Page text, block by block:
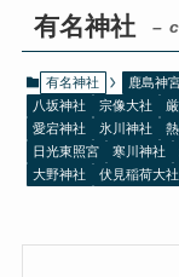
有名神社 –
有名神社 鹿島神
八坂神社
宗像大社
愛宕神社
氷川神社
日光東照宮
寒川神社
大野神社
伏見稲荷大社